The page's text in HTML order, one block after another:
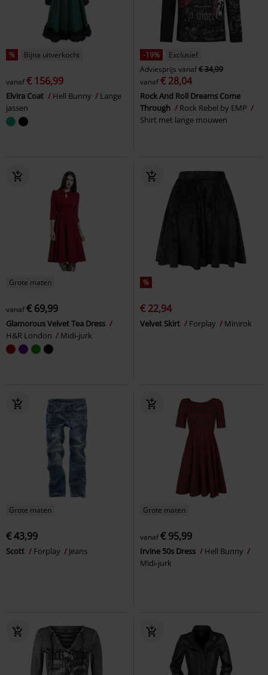
% Bijna uitverkocht
vanaf€ 156,99
Elvira Coat Hell Bunny
Lange
jassen
-19%
Exclusief
Adviesprijs vanaf€ 34,99
vanaf€ 28,04
Rock And Roll Dreams Come
Through
Rock Rebel by EMP
Shirt met lange mouwen
Grote maten
vanaf€ 69,99
Glamorous Velvet Tea Dress
H&R London
Midi-jurk
%
€ 22,94
Velvet Skirt Forplay Minirok
Grote maten
€ 43,99
Scott Forplay Jeans
Grote maten
vanaf€ 95,99
Irvine 50s Dress
Hell Bunny
Midi-jurk